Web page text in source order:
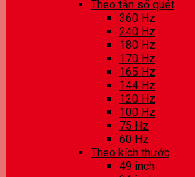
Theo tần số quét
360 Hz
240 Hz
180 Hz
170 Hz
165 Hz
144 Hz
120 Hz
100 Hz
75 Hz
60 Hz
Theo kích thước
49 inch